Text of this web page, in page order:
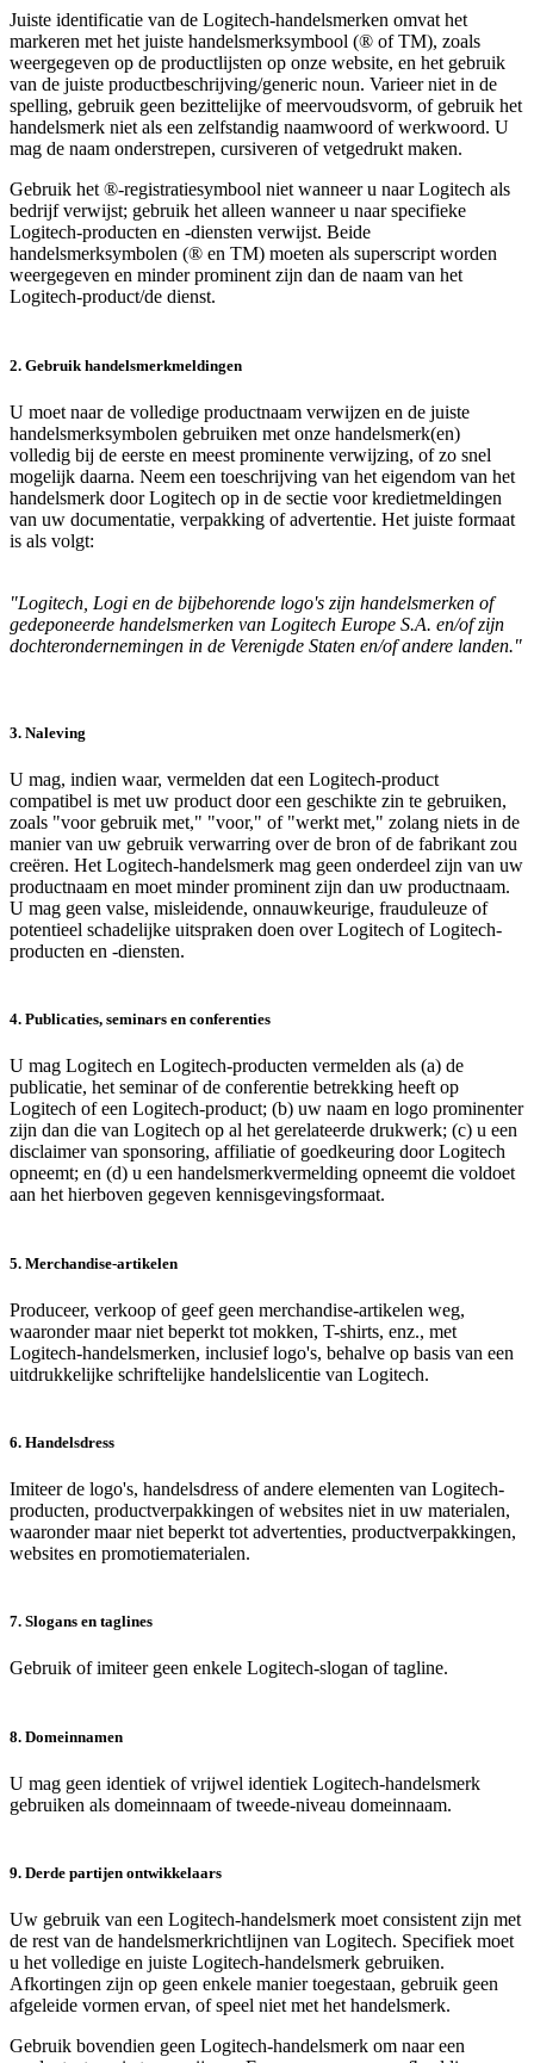
Juiste identificatie van de Logitech-handelsmerken omvat het
markeren met het juiste handelsmerksymbool (® of TM), zoals
weergegeven op de productlijsten op onze website, en het gebruik
van de juiste productbeschrijving/generic noun. Varieer niet in de
spelling, gebruik geen bezittelijke of meervoudsvorm, of gebruik het
handelsmerk niet als een zelfstandig naamwoord of werkwoord. U
mag de naam onderstrepen, cursiveren of vetgedrukt maken.
Gebruik het ®-registratiesymbool niet wanneer u naar Logitech als
bedrijf verwijst; gebruik het alleen wanneer u naar specifieke
Logitech-producten en -diensten verwijst. Beide
handelsmerksymbolen (® en TM) moeten als superscript worden
weergegeven en minder prominent zijn dan de naam van het
Logitech-product/de dienst.
2. Gebruik handelsmerkmeldingen
U moet naar de volledige productnaam verwijzen en de juiste
handelsmerksymbolen gebruiken met onze handelsmerk(en)
volledig bij de eerste en meest prominente verwijzing, of zo snel
mogelijk daarna. Neem een toeschrijving van het eigendom van het
handelsmerk door Logitech op in de sectie voor kredietmeldingen
van uw documentatie, verpakking of advertentie. Het juiste formaat
is als volgt:
"Logitech, Logi en de bijbehorende logo's zijn handelsmerken of
gedeponeerde handelsmerken van Logitech Europe S.A. en/of zijn
dochterondernemingen in de Verenigde Staten en/of andere landen."
3. Naleving
U mag, indien waar, vermelden dat een Logitech-product
compatibel is met uw product door een geschikte zin te gebruiken,
zoals "voor gebruik met," "voor," of "werkt met," zolang niets in de
manier van uw gebruik verwarring over de bron of de fabrikant zou
creëren. Het Logitech-handelsmerk mag geen onderdeel zijn van uw
productnaam en moet minder prominent zijn dan uw productnaam.
U mag geen valse, misleidende, onnauwkeurige, frauduleuze of
potentieel schadelijke uitspraken doen over Logitech of Logitech-
producten en -diensten.
4. Publicaties, seminars en conferenties
U mag Logitech en Logitech-producten vermelden als (a) de
publicatie, het seminar of de conferentie betrekking heeft op
Logitech of een Logitech-product; (b) uw naam en logo prominenter
zijn dan die van Logitech op al het gerelateerde drukwerk; (c) u een
disclaimer van sponsoring, affiliatie of goedkeuring door Logitech
opneemt; en (d) u een handelsmerkvermelding opneemt die voldoet
aan het hierboven gegeven kennisgevingsformaat.
5. Merchandise-artikelen
Produceer, verkoop of geef geen merchandise-artikelen weg,
waaronder maar niet beperkt tot mokken, T-shirts, enz., met
Logitech-handelsmerken, inclusief logo's, behalve op basis van een
uitdrukkelijke schriftelijke handelslicentie van Logitech.
6. Handelsdress
Imiteer de logo's, handelsdress of andere elementen van Logitech-
producten, productverpakkingen of websites niet in uw materialen,
waaronder maar niet beperkt tot advertenties, productverpakkingen,
websites en promotiematerialen.
7. Slogans en taglines
Gebruik of imiteer geen enkele Logitech-slogan of tagline.
8. Domeinnamen
U mag geen identiek of vrijwel identiek Logitech-handelsmerk
gebruiken als domeinnaam of tweede-niveau domeinnaam.
9. Derde partijen ontwikkelaars
Uw gebruik van een Logitech-handelsmerk moet consistent zijn met
de rest van de handelsmerkrichtlijnen van Logitech. Specifiek moet
u het volledige en juiste Logitech-handelsmerk gebruiken.
Afkortingen zijn op geen enkele manier toegestaan, gebruik geen
afgeleide vormen ervan, of speel niet met het handelsmerk.
Gebruik bovendien geen Logitech-handelsmerk om naar een